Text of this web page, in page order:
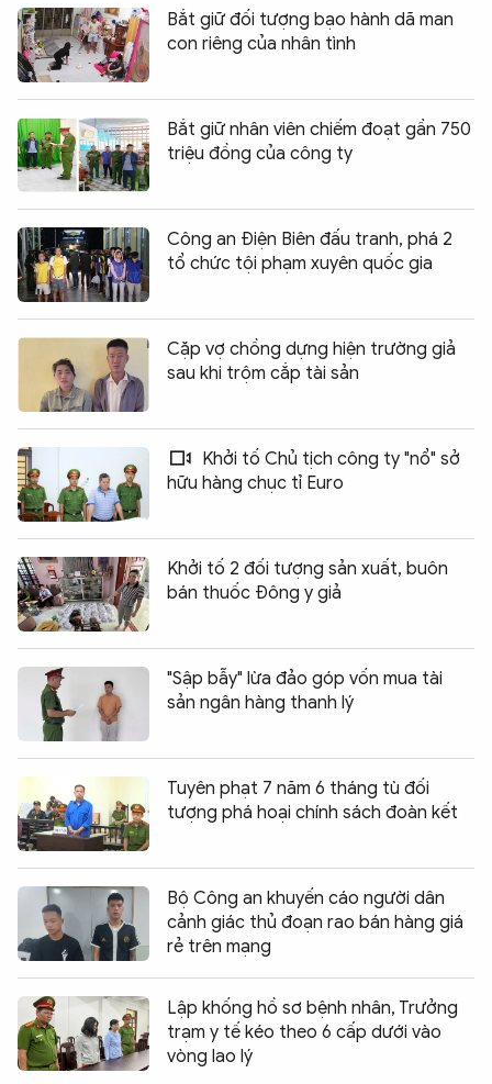
Bắt giữ đối tượng bạo hành dã man
con riêng của nhân tình
Bắt giữ nhân viên chiếm đoạt gần 750
triệu đồng của công ty
Công an Điện Biên đấu tranh, phá 2
tổ chức tội phạm xuyên quốc gia
Cặp vợ chồng dựng hiện trường giả
sau khi trộm cắp tài sản
Khởi tố Chủ tịch công ty "nổ" sở
hữu hàng chục tỉ Euro
Khởi tố 2 đối tượng sản xuất, buôn
bán thuốc Đông y giả
"Sập bẫy" lừa đảo góp vốn mua tài
sản ngân hàng thanh lý
Tuyên phạt 7 năm 6 tháng tù đối
tượng phá hoại chính sách đoàn kết
Bộ Công an khuyến cáo người dân
cảnh giác thủ đoạn rao bán hàng giá
rẻ trên mạng
Lập khống hồ sơ bệnh nhân, Trưởng
trạm y tế kéo theo 6 cấp dưới vào
vòng lao lý